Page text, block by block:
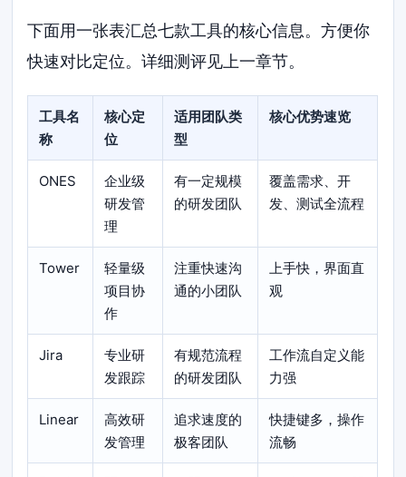
下面用一张表汇总七款工具的核心信息。方便你
快速对比定位。详细测评见上一章节。
工具名
称
核心定
位
适用团队类
型
核心优势速览
ONES
企业级
研发管
理
有一定规模
的研发团队
覆盖需求、开
发、测试全流程
Tower
轻量级
项目协
作
注重快速沟
通的小团队
上手快，界面直
观
Jira
专业研
发跟踪
有规范流程
的研发团队
工作流自定义能
力强
Linear
高效研
发管理
追求速度的
极客团队
快捷键多，操作
流畅